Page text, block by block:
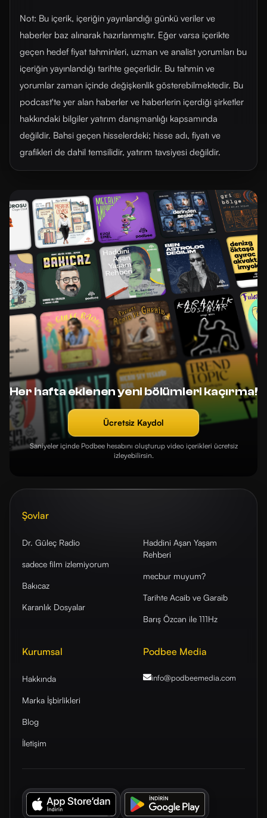
Not: Bu içerik, içeriğin yayınlandığı günkü veriler ve
haberler baz alınarak hazırlanmıştır. Eğer varsa içerikte
geçen hedef fiyat tahminleri, uzman ve analist yorumları bu
içeriğin yayınlandığı tarihte geçerlidir. Bu tahmin ve
yorumlar zaman içinde değişkenlik gösterebilmektedir. Bu
podcast'te yer alan haberler ve haberlerin içerdiği şirketler
hakkındaki bilgiler yatırım danışmanlığı kapsamında
değildir. Bahsi geçen hisselerdeki; hisse adı, fiyatı ve
grafikleri de dahil temsilidir, yatırım tavsiyesi değildir.
Her hafta eklenen yeni bölümleri kaçırma!
Ücretsiz Kaydol
Saniyeler içinde Podbee hesabını oluşturup video içerikleri ücretsiz
izleyebilirsin.
Şovlar
Dr. Güleç Radio
sadece film izlemiyorum
Bakıcaz
Karanlık Dosyalar
Haddini Aşan Yaşam
Rehberi
mecbur muyum?
Tarihte Acaib ve Garaib
Barış Özcan ile 111Hz
Kurumsal
Hakkında
Marka İşbirlikleri
Blog
İletişim
Podbee Media
info@podbeemedia.com